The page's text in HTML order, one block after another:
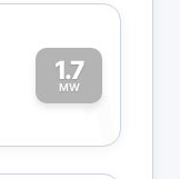
1.7
MW1